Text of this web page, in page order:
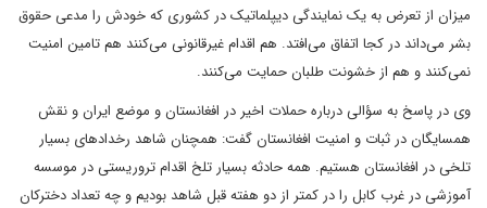
میزان از تعرض به یک نمایندگی دیپلماتیک در کشوری که خودش را مدعی حقوق
بشر می‌داند در کجا اتفاق می‌افتد. هم اقدام غیرقانونی می‌کنند هم تامین امنیت
نمی‌کنند و هم از خشونت طلبان حمایت می‌کنند.
وی در پاسخ به سؤالی درباره حملات اخیر در افغانستان و موضع ایران و نقش
همسایگان در ثبات و امنیت افغانستان گفت: همچنان شاهد رخدادهای بسیار
تلخی در افغانستان هستیم. همه حادثه بسیار تلخ اقدام تروریستی در موسسه
آموزشی در غرب کابل را در کمتر از دو هفته قبل شاهد بودیم و چه تعداد دخترکان